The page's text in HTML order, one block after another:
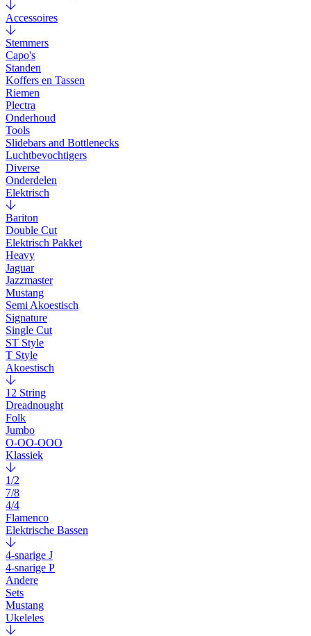
Accessoires
Stemmers
Capo's
Standen
Koffers en Tassen
Riemen
Plectra
Onderhoud
Tools
Slidebars and Bottlenecks
Luchtbevochtigers
Diverse
Onderdelen
Elektrisch
Bariton
Double Cut
Elektrisch Pakket
Heavy
Jaguar
Jazzmaster
Mustang
Semi Akoestisch
Signature
Single Cut
ST Style
T Style
Akoestisch
12 String
Dreadnought
Folk
Jumbo
O-OO-OOO
Klassiek
1/2
7/8
4/4
Flamenco
Elektrische Bassen
4-snarige J
4-snarige P
Andere
Sets
Mustang
Ukeleles